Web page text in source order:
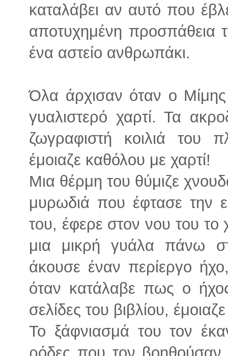
καταλάβει αν αυτό που
αποτυχημένη προσπάθεια
ένα αστείο ανθρωπάκι.
Όλα άρχισαν όταν ο
γυαλιστερό χαρτί. Τα
ζωγραφιστή κοιλιά
έμοιαζε καθόλου με χαρτί!
Μια θέρμη του θύμιζε
μυρωδιά που έφτασε την
του, έφερε στον νου του
μια μικρή γυάλα πάνω
άκουσε έναν περίεργο
όταν κατάλαβε πως ο
σελίδες του βιβλίου,
Το ξάφνιασμά του τον
ρόδες που τον βοηθούσαν